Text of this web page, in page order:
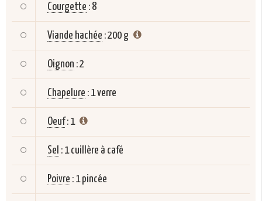
Courgette : 8
Viande hachée :200 g
Oignon :2
Chapelure : 1 verre
Oeuf : 1
Sel : 1 cuillère à café
Poivre : 1 pincée